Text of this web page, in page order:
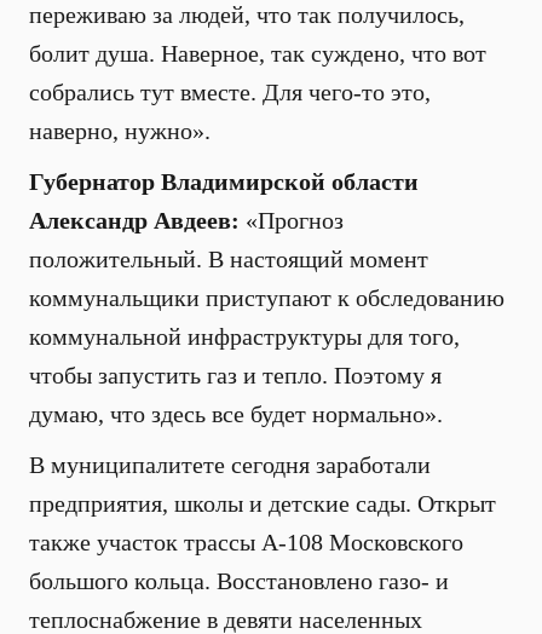
переживаю за людей, что так получилось,
болит душа. Наверное, так суждено, что вот
собрались тут вместе. Для чего-то это,
наверно, нужно».
Губернатор Владимирской области
Александр Авдеев: «Прогноз
положительный. В настоящий момент
коммунальщики приступают к обследованию
коммунальной инфраструктуры для того,
чтобы запустить газ и тепло. Поэтому я
думаю, что здесь все будет нормально».
В муниципалитете сегодня заработали
предприятия, школы и детские сады. Открыт
также участок трассы А-108 Московского
большого кольца. Восстановлено газо- и
теплоснабжение в девяти населенных